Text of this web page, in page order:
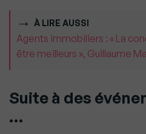
À LIRE AUSSI
Agents immobiliers : « La
être meilleurs », Guillaume
Suite à des
…